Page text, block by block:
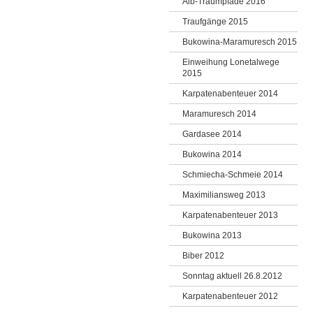
Traufgänge 2015
Bukowina-Maramuresch 2015
Einweihung Lonetalwege
2015
Karpatenabenteuer 2014
Maramuresch 2014
Gardasee 2014
Bukowina 2014
Schmiecha-Schmeie 2014
Maximiliansweg 2013
Karpatenabenteuer 2013
Bukowina 2013
Biber 2012
Sonntag aktuell 26.8.2012
Karpatenabenteuer 2012